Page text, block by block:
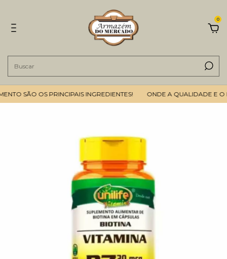
0
SÃO OS PRINCIPAIS INGREDIENTES! ONDE A QUALIDADE E O